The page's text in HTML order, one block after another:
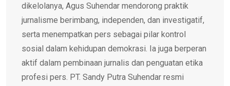
dikelolanya, Agus Suhendar mendorong praktik
jurnalisme berimbang, independen, dan investigatif,
serta menempatkan pers sebagai pilar kontrol
sosial dalam kehidupan demokrasi. Ia juga berperan
aktif dalam pembinaan jurnalis dan penguatan etika
profesi pers. PT. Sandy Putra Suhendar resmi